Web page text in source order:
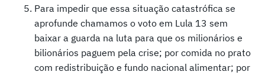
Para impedir que essa situação catastrófica se
aprofunde chamamos o voto em Lula 13 sem
baixar a guarda na luta para que os milionários e
bilionários paguem pela crise; por comida no prato
com redistribuição e fundo nacional alimentar; por